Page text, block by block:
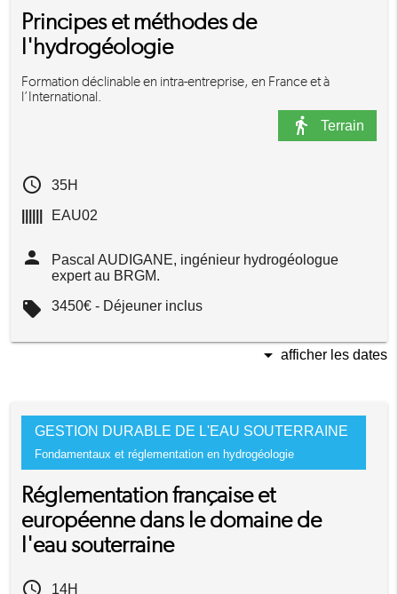
Principes et méthodes de
l'hydrogéologie
Formation déclinable en intra-entreprise, en France et à
l’International.
directions_walk Terrain
access_time
35H
EAU02
person
Pascal AUDIGANE, ingénieur hydrogéologue
expert au BRGM.
local_offer 3450€ - Déjeuner inclus
arrow_drop_down afficher les dates
GESTION DURABLE DE L'EAU SOUTERRAINE
Fondamentaux et réglementation en hydrogéologie
Réglementation française et
européenne dans le domaine de
l'eau souterraine
access_time
14H